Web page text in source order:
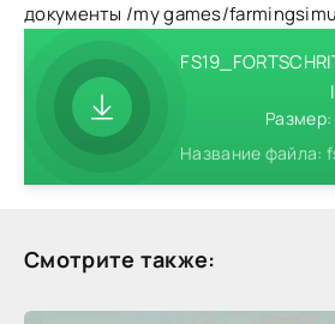
документы /my games/
Смотрите также: